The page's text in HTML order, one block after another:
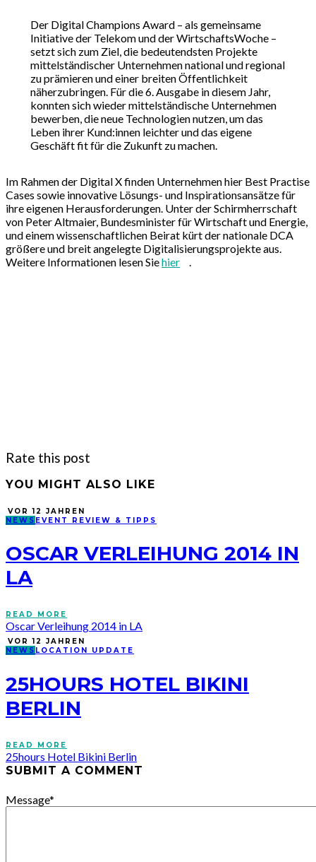
Der Digital Champions Award – als gemeinsame
Initiative der Telekom und der WirtschaftsWoche –
setzt sich zum Ziel, die bedeutendsten Projekte
mittelständischer Unternehmen national und regional
zu prämieren und einer breiten Öffentlichkeit
näherzubringen. Für die 6. Ausgabe in diesem Jahr,
konnten sich wieder mittelständische Unternehmen
bewerben, die neue Technologien nutzen, um das
Leben ihrer Kund:innen leichter und das eigene
Geschäft fit für die Zukunft zu machen.
Im Rahmen der Digital X finden Unternehmen hier Best Practise
Cases sowie innovative Lösungs- und Inspirationsansätze für
ihre eigenen Herausforderungen. Unter der Schirmherrschaft
von Peter Altmaier, Bundesminister für Wirtschaft und Energie,
und einem wissenschaftlichen Beirat kürt der nationale DCA
größere und breit angelegte Digitalisierungsprojekte aus.
Weitere Informationen lesen Siehier .
Rate this post
YOU MIGHT ALSO LIKE
VOR 12 JAHREN
NEWS EVENT REVIEW & TIPPS
OSCAR VERLEIHUNG 2014 IN
LA
READ MORE
Oscar Verleihung 2014 in LA
VOR 12 JAHREN
NEWS LOCATION UPDATE
25HOURS HOTEL BIKINI
BERLIN
READ MORE
25hours Hotel Bikini Berlin
SUBMIT A COMMENT
Message*